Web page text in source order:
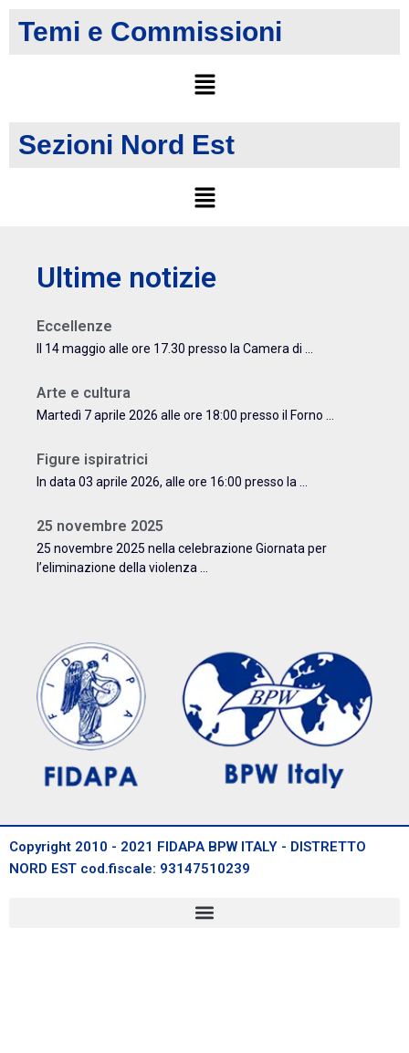
Temi e Commissioni
Sezioni Nord Est
Ultime notizie
Eccellenze
Il 14 maggio alle ore 17.30 presso la Camera di ...
Arte e cultura
Martedì 7 aprile 2026 alle ore 18:00 presso il Forno ...
Figure ispiratrici
In data 03 aprile 2026, alle ore 16:00 presso la ...
25 novembre 2025
25 novembre 2025 nella celebrazione Giornata per
l’eliminazione della violenza ...
Copyright 2010 - 2021 FIDAPA BPW ITALY - DISTRETTO
NORD EST cod.fiscale: 93147510239